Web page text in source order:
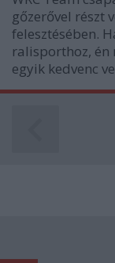
gőzerővel részt
felesztésében.
ralisporthoz, én
egyik kedvenc